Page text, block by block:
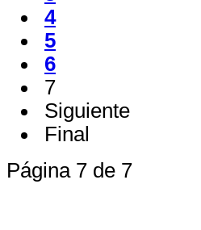
4
5
6
7
Siguiente
Final
Página 7 de 7